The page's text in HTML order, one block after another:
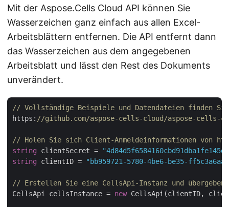
Mit der Aspose.Cells Cloud API können Sie
Wasserzeichen ganz einfach aus allen Excel-
Arbeitsblättern entfernen. Die API entfernt dann
das Wasserzeichen aus dem angegebenen
Arbeitsblatt und lässt den Rest des Dokuments
unverändert.
// Vollständige Beispiele und Datendateien finden
https: //github.com/aspose-cells-cloud/aspose-cells-
// Holen Sie sich Client-Anmeldeinformationen von
string clientSecret =
string clientID = "bb959721-5780-4be6-be35-
// Erstellen Sie eine CellsApi-Instanz und
CellsApi cellsInstance = new CellsApi(clientID,